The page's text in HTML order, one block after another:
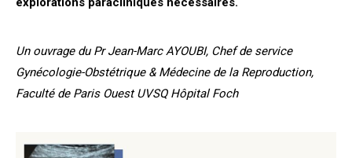
Un ouvrage du Pr Jean-Marc AYOUBI, Chef de service
Gynécologie-Obstétrique & Médecine de la Reproduction,
Faculté de Paris Ouest UVSQ Hôpital Foch